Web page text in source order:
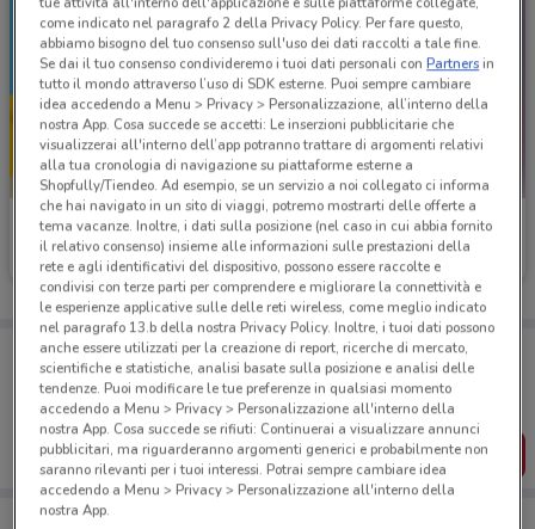
Ubik
Scade il 30/09 6 km
Ubik
Scade il 23/08
Porta DoveConviene sempre con te!
Puoi trovare le migliori offerte dei negozi vicino a te,
salvarle e creare la tua lista del risparmio, comodamente
dal tuo cellulare.
SCARICA L’APP
come indicato nel paragrafo 2 della Privacy Policy. Per fare questo,
abbiamo bisogno del tuo consenso sull'uso dei dati raccolti a tale fine.
Se dai il tuo consenso condivideremo i tuoi dati personali conPartnersin
tutto il mondo attraverso l’uso di SDK esterne. Puoi sempre cambiare
idea accedendo a Menu > Privacy > Personalizzazione, all’interno della
nostra App. Cosa succede se accetti: Le inserzioni pubblicitarie che
visualizzerai all'interno dell’app potranno trattare di argomenti relativi
alla tua cronologia di navigazione su piattaforme esterne a
Shopfully/Tiendeo. Ad esempio, se un servizio a noi collegato ci informa
che hai navigato in un sito di viaggi, potremo mostrarti delle offerte a
tema vacanze. Inoltre, i dati sulla posizione (nel caso in cui abbia fornito
il relativo consenso) insieme alle informazioni sulle prestazioni della
rete e agli identificativi del dispositivo, possono essere raccolte e
condivisi con terze parti per comprendere e migliorare la connettività e
le esperienze applicative sulle delle reti wireless, come meglio indicato
nel paragrafo 13.b della nostra Privacy Policy. Inoltre, i tuoi dati possono
anche essere utilizzati per la creazione di report, ricerche di mercato,
scientifiche e statistiche, analisi basate sulla posizione e analisi delle
tendenze. Puoi modificare le tue preferenze in qualsiasi momento
accedendo a Menu > Privacy > Personalizzazione all'interno della
nostra App. Cosa succede se rifiuti: Continuerai a visualizzare annunci
pubblicitari, ma riguarderanno argomenti generici e probabilmente non
saranno rilevanti per i tuoi interessi. Potrai sempre cambiare idea
accedendo a Menu > Privacy > Personalizzazione all'interno della
nostra App.